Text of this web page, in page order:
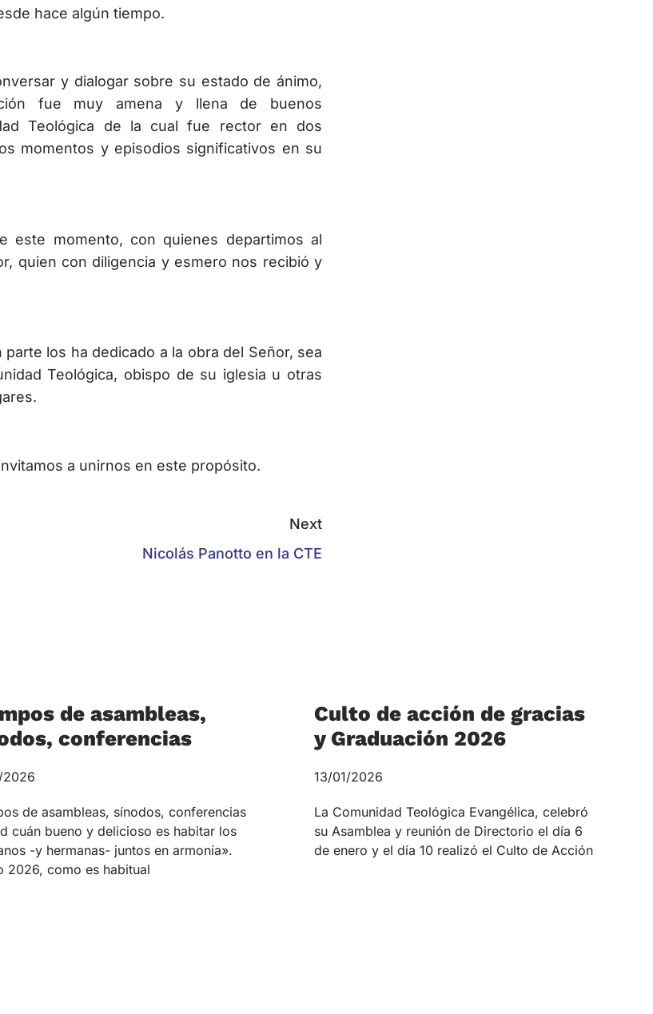
hace algún tiempo.
y dialogar sobre su estado de ánimo,
fue muy amena y llena de buenos
Teológica de la cual fue rector en dos
momentos y episodios significativos en su
este momento, con quienes departimos al
quien con diligencia y esmero nos recibió y
los ha dedicado a la obra del Señor, sea
Teológica, obispo de su iglesia u otras
a unirnos en este propósito.
Next
Nicolás Panotto en la CTE
de asambleas,
conferencias
2026
de asambleas, sínodos, conferencias
cuán bueno y delicioso es habitar los
-y hermanas- juntos en armonía».
2026, como es habitual
Culto de acción de gracias
y Graduación 2026
13/01/2026
La Comunidad Teológica Evangélica, celebró
su Asamblea y reunión de Directorio el día 6
de enero y el día 10 realizó el Culto de Acción